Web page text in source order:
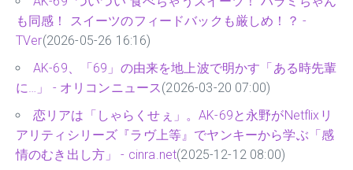
も同感！ スイーツのフィードバックも厳しめ！？ -
TVer(2026-05-26 16:16)
AK-69、「69」の由来を地上波で明かす「ある時先輩
に…」 - オリコンニュース(2026-03-20 07:00)
恋リアは「しゃらくせぇ」。AK-69と永野がNetflixリ
アリティシリーズ『ラヴ上等』でヤンキーから学ぶ「感
情のむき出し方」 - cinra.net(2025-12-12 08:00)